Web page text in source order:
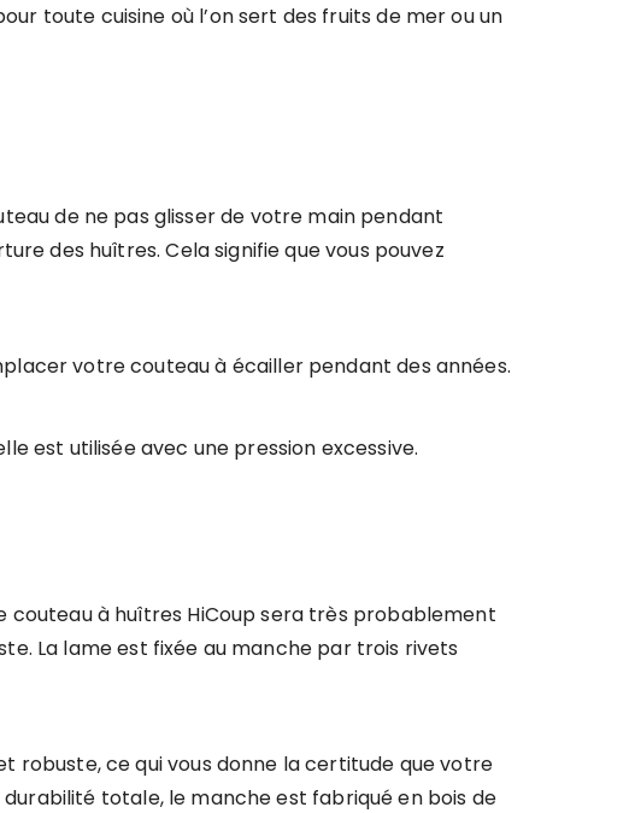
toute cuisine où l’on sert des fruits de mer ou un
de ne pas glisser de votre main pendant
des huîtres. Cela signifie que vous pouvez
votre couteau à écailler pendant des années.
est utilisée avec une pression excessive.
couteau à huîtres HiCoup sera très probablement
La lame est fixée au manche par trois rivets
robuste, ce qui vous donne la certitude que votre
totale, le manche est fabriqué en bois de